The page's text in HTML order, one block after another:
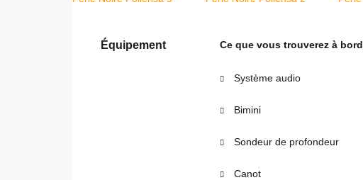
Équipement Ce que vous trouverez à bord
Système audio
Bimini
Sondeur de profondeur
Canot